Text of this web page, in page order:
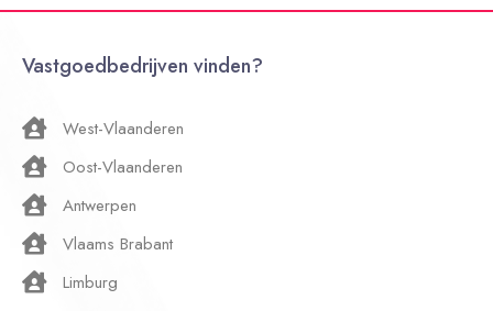
Vastgoedbedrijven vinden?
West-Vlaanderen
Oost-Vlaanderen
Antwerpen
Vlaams Brabant
Limburg